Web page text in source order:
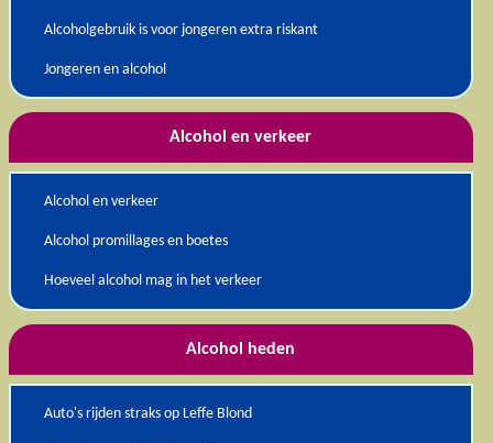
Alcoholgebruik is voor jongeren extra riskant
Jongeren en alcohol
Alcohol en verkeer
Alcohol en verkeer
Alcohol promillages en boetes
Hoeveel alcohol mag in het verkeer
Alcohol heden
Auto's rijden straks op Leffe Blond